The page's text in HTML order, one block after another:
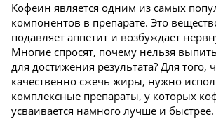
Кофеин является одним из самых
компонентов в препарате. Это
подавляет аппетит и возбуждает
Многие спросят, почему нельзя
для достижения результата? Для того,
качественно сжечь жиры, нужно
комплексные препараты, у которых
усваивается намного лучше и быстрее.